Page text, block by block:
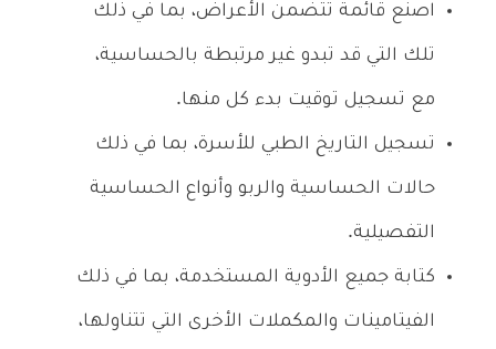
اصنع قائمة تتضمن الأعراض، بما في ذلك
تلك التي قد تبدو غير مرتبطة بالحساسية،
مع تسجيل توقيت بدء كل منها.
تسجيل التاريخ الطبي للأسرة، بما في ذلك
حالات الحساسية والربو وأنواع الحساسية
التفصيلية.
كتابة جميع الأدوية المستخدمة، بما في ذلك
الفيتامينات والمكملات الأخرى التي تتناولها،